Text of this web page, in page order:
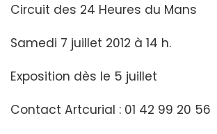
Circuit des 24 Heures du Mans
Samedi 7 juillet 2012 à 14 h.
Exposition dès le 5 juillet
Contact Artcurial : 01 42 99 20 56